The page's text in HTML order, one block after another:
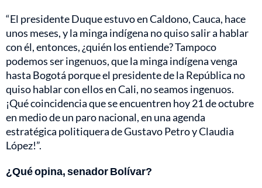
“El presidente Duque estuvo en Caldono, Cauca, hace
unos meses, y la minga indígena no quiso salir a hablar
con él, entonces, ¿quién los entiende? Tampoco
podemos ser ingenuos, que la minga indígena venga
hasta Bogotá porque el presidente de la República no
quiso hablar con ellos en Cali, no seamos ingenuos.
¡Qué coincidencia que se encuentren hoy 21 de octubre
en medio de un paro nacional, en una agenda
estratégica politiquera de Gustavo Petro y Claudia
López!”.
¿Qué opina, senador Bolívar?